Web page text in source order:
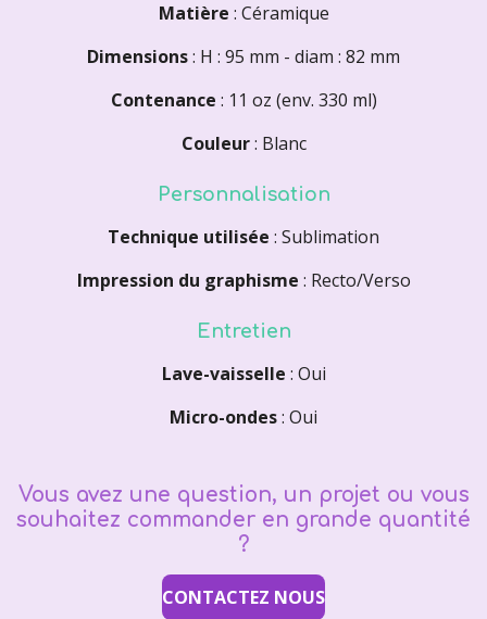
Matière : Céramique
Dimensions: H : 95 mm - diam : 82 mm
Contenance : 11 oz (env. 330 ml)
Couleur : Blanc
Personnalisation
Technique utilisée : Sublimation
Impression du graphisme : Recto/Verso
Entretien
Lave-vaisselle : Oui
Micro-ondes: Oui
Vous avez une question, un projet ou vous
souhaitez commander en grande quantité
?
CONTACTEZ NOUS